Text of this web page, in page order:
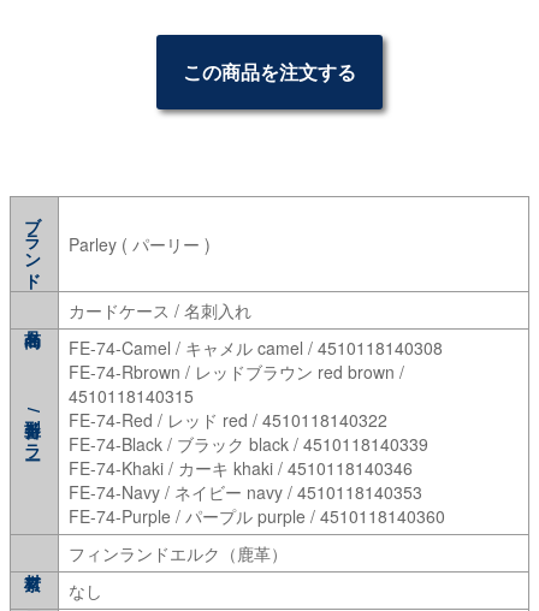
この商品を注文する
ブランド Parley ( パーリー )
カードケース / 名刺入れ
型番/カラー
FE-74-Camel / キャメル camel / 4510118140308
FE-74-Rbrown / レッドブラウン red brown /
4510118140315
FE-74-Red / レッド red / 4510118140322
FE-74-Black / ブラック black / 4510118140339
FE-74-Khaki / カーキ khaki / 4510118140346
FE-74-Navy / ネイビー navy / 4510118140353
FE-74-Purple / パープル purple / 4510118140360
フィンランドエルク（鹿革）
なし